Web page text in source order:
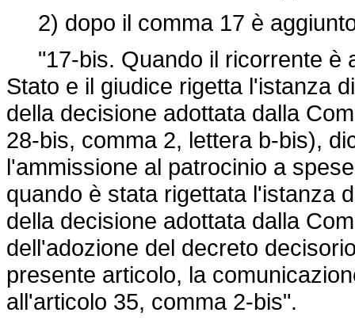
2) dopo il comma 17 è
"17-bis. Quando il ricorrente è
Stato e il giudice rigetta l'istanza
della decisione adottata dalla
28-bis, comma 2, lettera b-bis),
l'ammissione al patrocinio a
quando è stata rigettata l'istanza
della decisione adottata dalla
dell'adozione del decreto
presente articolo, la
all'articolo 35, comma 2-bis".